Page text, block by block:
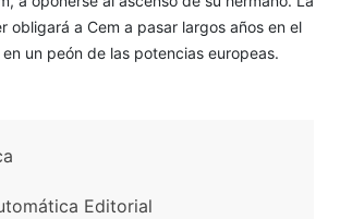
obligará a Cem a pasar largos años en el
un peón de las potencias europeas.
Editorial